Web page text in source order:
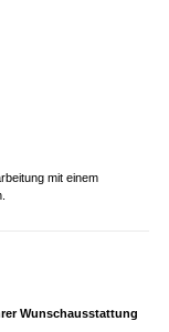
mit einem
Wunschausstattung